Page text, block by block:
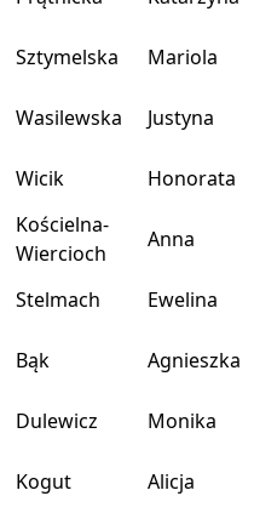
Sztymelska
Mariola
Wasilewska
Justyna
Wicik
Honorata
Kościelna-
Wiercioch
Anna
Stelmach Ewelina
Bąk
Agnieszka
Dulewicz
Monika
Kogut
Alicja